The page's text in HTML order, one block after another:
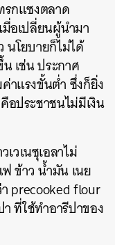
กแซงตลาด
อเปลี่ยนผู้นำมา
นโยบายก็ไม่ได้
เช่น ประกาศ
าแรงขั้นต่ำ ซึ่งก็ยิ่ง
อประชาชนไม่มีเงิน
วเนซุเอลาไม่
ข้าว น้ำมัน เนย
precooked flour
ที่ใช้ทำอารีปาของ